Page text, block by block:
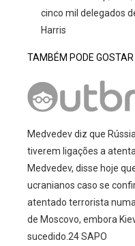
cinco mil delegados
Harris
TAMBÉM PODE GOSTAR
Medvedev diz que
tiverem ligações a
Medvedev, disse hoje
ucranianos caso se
atentado terrorista
de Moscovo, embora
sucedido.24 SAPO